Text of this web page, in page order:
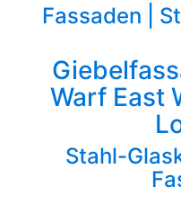
Fassaden |
Warf East
Stahl-